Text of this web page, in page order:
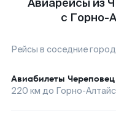
Авиарейсы из
с Горно-
Рейсы в соседние
Авиабилеты Череповец
220 км до Горно-